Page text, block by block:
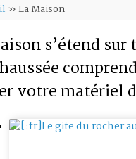
»La Maison
s’étend
votre matériel